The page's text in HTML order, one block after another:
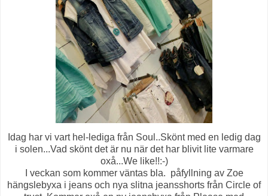
Idag har vi vart hel-lediga från Soul..Skönt med en ledig dag
i solen...Vad skönt det är nu när det har blivit lite varmare
oxå...We like!!:-)
I veckan som kommer väntas bla. påfyllning av Zoe
hängslebyxa i jeans och nya slitna jeansshorts från Circle of